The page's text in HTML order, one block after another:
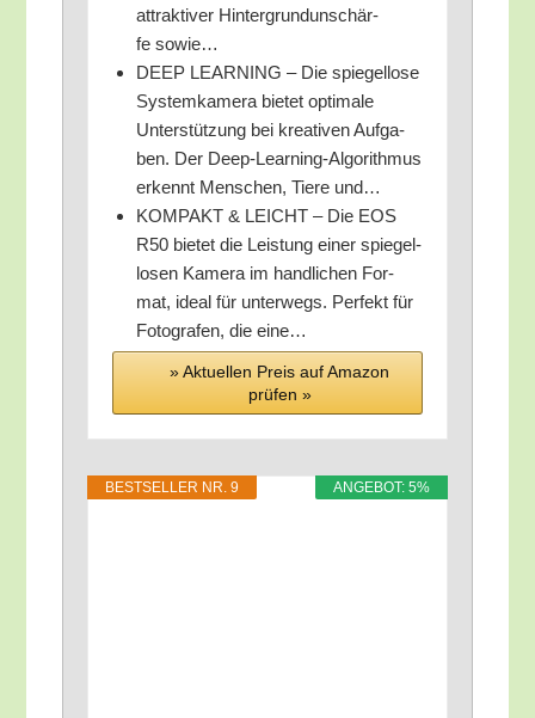
attrak­ti­ver Hin­ter­grund­un­schär­
fe sowie…
DEEP LEARNING – Die spie­gel­lo­se
Sys­tem­ka­me­ra bie­tet opti­ma­le
Unter­stüt­zung bei krea­ti­ven Auf­ga­
ben. Der Deep-Lear­ning-Algo­rith­mus
erkennt Men­schen, Tie­re und…
KOMPAKT & LEICHT – Die EOS
R50 bie­tet die Leis­tung einer spie­gel­
lo­sen Kame­ra im hand­li­chen For­
mat, ide­al für unter­wegs. Per­fekt für
Foto­gra­fen, die eine…
» Aktu­el­len Preis auf Ama­zon
prü­fen »
ANGE­BOT: 5%
BEST­SEL­LER NR. 9